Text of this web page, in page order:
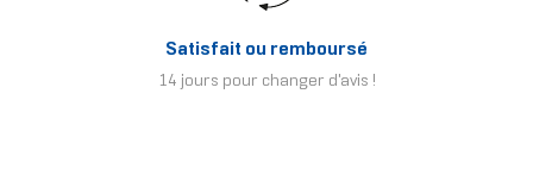
Satisfait ou remboursé
14 jours pour changer d'avis !